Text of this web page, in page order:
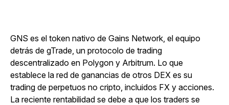
GNS es el token nativo de Gains Network, el equipo
detrás de gTrade, un protocolo de trading
descentralizado en Polygon y Arbitrum. Lo que
establece la red de ganancias de otros DEX es su
trading de perpetuos no cripto, incluidos FX y acciones.
La reciente rentabilidad se debe a que los traders se